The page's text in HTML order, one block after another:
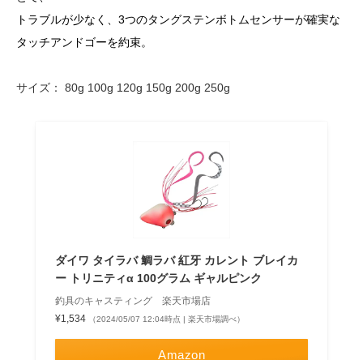
トラブルが少なく、3つのタングステンボトムセンサーが確実な
タッチアンドゴーを約束。
サイズ： 80g 100g 120g 150g 200g 250g
ダイワ タイラバ 鯛ラバ 紅牙 カレント ブレイカ
ー トリニティα 100グラム ギャルピンク
釣具のキャスティング 楽天市場店
¥1,534
（2024/05/07 12:04時点 | 楽天市場調べ）
Amazon